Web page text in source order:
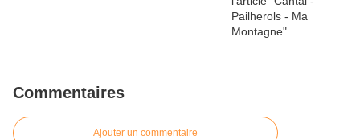
Commentaires
Ajouter un commentaire